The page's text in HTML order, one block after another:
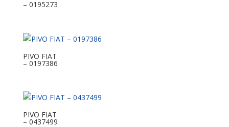
– 0195273
PIVO FIAT
– 0197386
PIVO FIAT
– 0437499